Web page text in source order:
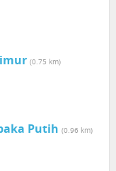
(0.75 km)
Putih (0.96 km)